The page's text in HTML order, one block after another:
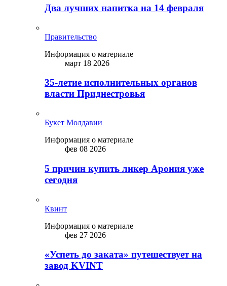
Два лучших напитка на 14 февраля
Правительство
Информация о материале
март 18 2026
35-летие исполнительных органов
власти Приднестровья
Букет Молдавии
Информация о материале
фев 08 2026
5 причин купить ликep Арония уже
сегодня
Квинт
Информация о материале
фев 27 2026
«Успеть до заката» путешествует на
завод KVINT